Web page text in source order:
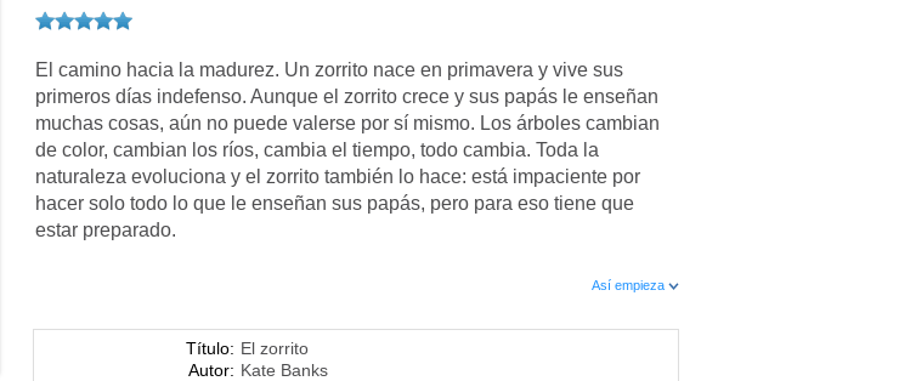
El camino hacia la madurez. Un zorrito nace en primavera y vive sus
primeros días indefenso. Aunque el zorrito crece y sus papás le enseñan
muchas cosas, aún no puede valerse por sí mismo. Los árboles cambian
de color, cambian los ríos, cambia el tiempo, todo cambia. Toda la
naturaleza evoluciona y el zorrito también lo hace: está impaciente por
hacer solo todo lo que le enseñan sus papás, pero para eso tiene que
estar preparado.
Así empieza
Título: El zorrito
Autor: Kate Banks